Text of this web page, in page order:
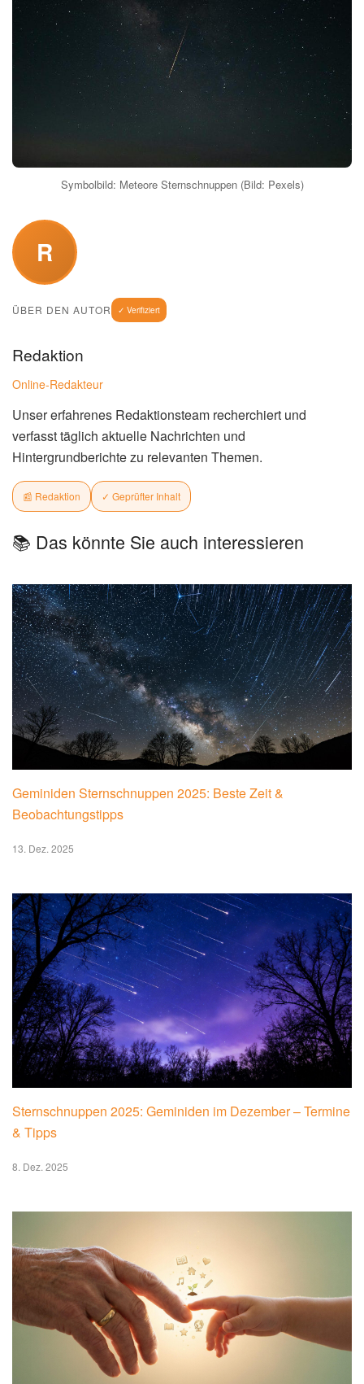
Symbolbild: Meteore Sternschnuppen (Bild: Pexels)
R
ÜBER DEN AUTOR ✓ Verifiziert
Redaktion
Online-Redakteur
Unser erfahrenes Redaktionsteam recherchiert und
verfasst täglich aktuelle Nachrichten und
Hintergrundberichte zu relevanten Themen.
📰 Redaktion ✓ Geprüfter Inhalt
📚 Das könnte Sie auch interessieren
Geminiden Sternschnuppen 2025: Beste Zeit &
Beobachtungstipps
13. Dez. 2025
Sternschnuppen 2025: Geminiden im Dezember – Termine
& Tipps
8. Dez. 2025